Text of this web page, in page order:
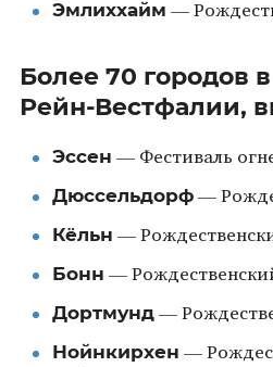
Эмлиххайм —
Более 70 городов
Рейн-Вестфалии,
Эссен — Фестиваль
Дюссельдорф—
Кёльн —
Бонн —
Дортмунд—
Нойнкирхен —